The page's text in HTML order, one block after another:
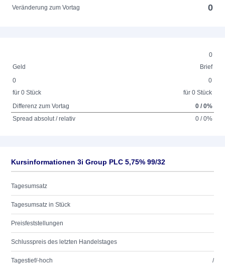
Veränderung zum Vortag 0
0
Geld
Brief
0
für 0 Stück
0
für 0 Stück
Differenz zum Vortag
0 / 0%
Spread absolut / relativ
0 / 0%
Kursinformationen 3i Group PLC 5,75% 99/32
Tagesumsatz
Tagesumsatz in Stück
Preisfeststellungen
Schlusspreis des letzten Handelstages
Tagestief/-hoch /